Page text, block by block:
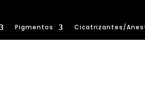
Pigmentos Cicatrizantes/